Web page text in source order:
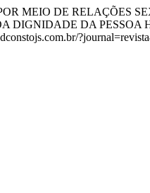
MEIO DE RELAÇÕES
DIGNIDADE DA PESSOA